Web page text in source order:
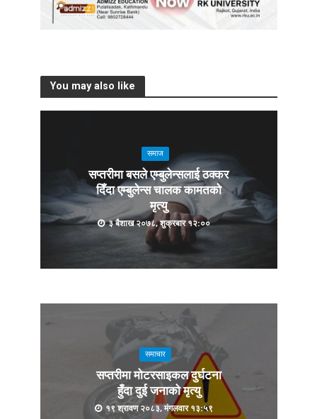
You may also like
समाज
सप्तरीमा बसले एम्बुलेन्सलाई ठक्कर
दिँदा एम्बुलेन्स चालक कामतको
मृत्यु
३ बैशाख २०७८, शुक्रबार १२:००
समाचार
सप्तरीमा मोटरसाइकल दुर्घटना
हुँदा दुई जनाको मृत्यु
१९ श्रावण २०८३, मंगलवार १३:५९